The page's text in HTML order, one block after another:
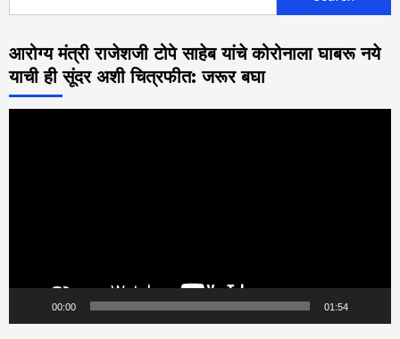
आरोग्य मंत्री राजेशजी टोपे साहेब यांचे कोरोनाला घाबरू नये
याची ही सूंदर अशी चित्रफीत: जरूर बघा
00:00 01:54